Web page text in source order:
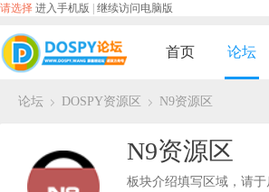
请选择 进入手机版 继续访问电脑版
首页 论坛
论坛 DOSPY资源区 N9资源区
N9资源区
板块介绍填写区域，请